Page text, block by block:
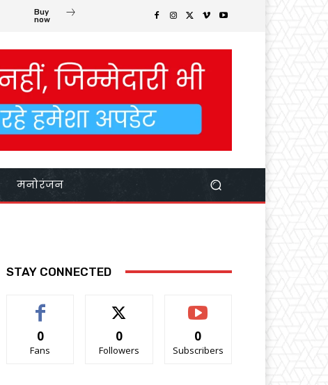
Buy
now
मनोरंजन
STAY CONNECTED
0
Fans
0
Followers
0
Subscribers